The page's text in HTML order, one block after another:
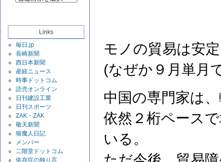
Links
毎日.jp
長崎新聞
西日本新聞
産経ニュース
時事ドットコム
読売オンライン
日刊建設工業
日刊スポーツ
ZAK・ZAK
敬天新聞
狼魔人日記
メンバー
二階堂ドットコム
依存症の独り言
モノの貿易は安
(なぜか９月単月
中国の専門家は
依然２桁ペース
いる。